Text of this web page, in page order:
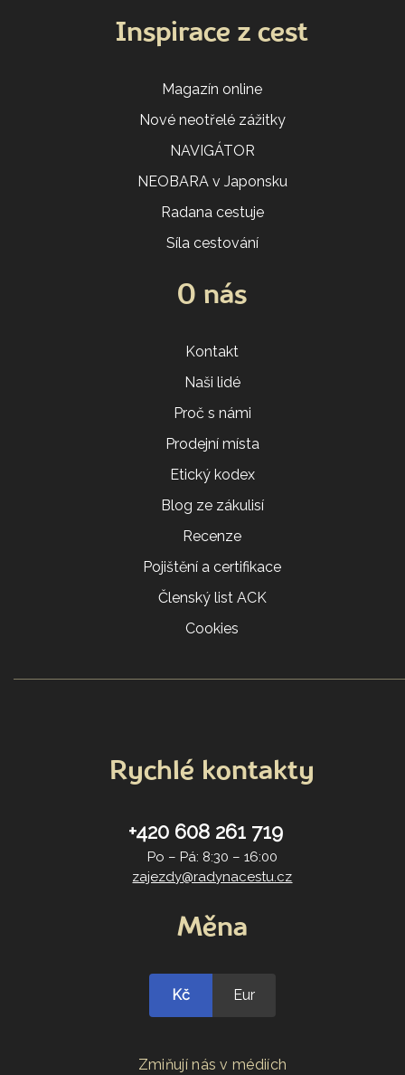
Inspirace z cest
Magazín online
Nové neotřelé zážitky
NAVIGÁTOR
NEOBARA v Japonsku
Radana cestuje
Síla cestování
O nás
Kontakt
Naši lidé
Proč s námi
Prodejní místa
Etický kodex
Blog ze zákulisí
Recenze
Pojištění a certifikace
Členský list ACK
Cookies
Rychlé kontakty
+420 608 261 719
Po – Pá: 8:30 – 16:00
zajezdy@radynacestu.cz
Měna
Kč Eur
Zmiňují nás v médiích